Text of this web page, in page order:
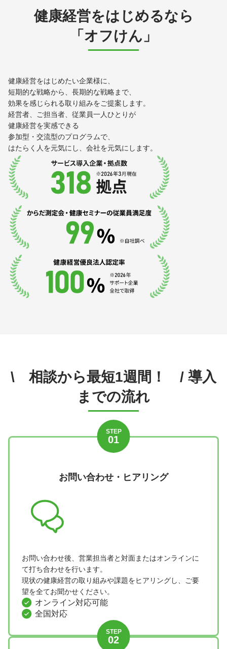
健康経営をはじめるなら
「オフけん」
健康経営をはじめたい企業様に、
短期的な戦略から、長期的な戦略まで、
効果を感じられる取り組みをご提案します。
経営者、ご担当者、従業員一人ひとりが
健康経営を実感できる
参加型・交流型のプログラムで、
はたらく人を元気にし、会社を元気にします。
\ 相談から最短1週間！ / 導入
までの流れ
STEP
01
お問い合わせ・ ヒアリング
お問い合わせ後、営業担当者と対面またはオンラインに
て打ち合わせを行います。
現状の健康経営の取り組みや課題をヒアリングし、ご要
望を全てお聞かせください。
オンライン対応可能
全国対応
STEP
02